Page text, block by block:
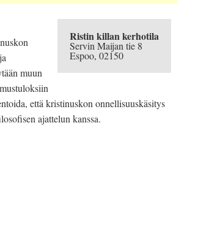
Ristin killan kerhotila
Servin Maijan tie 8
Espoo, 02150
muun
että kristinuskon onnellisuuskäsitys
ajattelun kanssa.